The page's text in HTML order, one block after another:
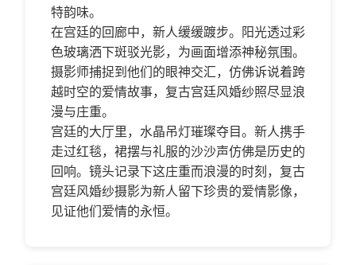
特韵味。
在宫廷的回廊中，新人缓缓踱步。阳光透过彩
色玻璃洒下斑驳光影，为画面增添神秘氛围。
摄影师捕捉到他们的眼神交汇，仿佛诉说着跨
越时空的爱情故事，复古宫廷风婚纱照尽显浪
漫与庄重。
宫廷的大厅里，水晶吊灯璀璨夺目。新人携手
走过红毯，裙摆与礼服的沙沙声仿佛是历史的
回响。镜头记录下这庄重而浪漫的时刻，复古
宫廷风婚纱摄影为新人留下珍贵的爱情影像，
见证他们爱情的永恒。